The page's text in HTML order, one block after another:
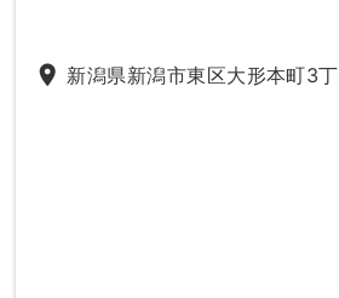
place 新潟県新潟市東区大形本町3